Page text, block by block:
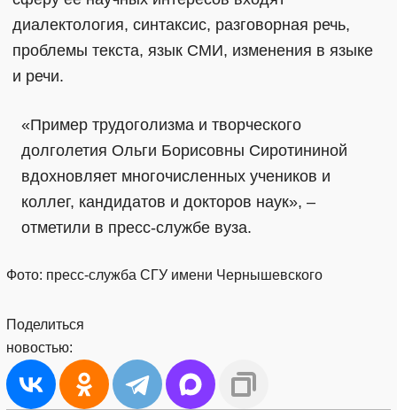
диалектология, синтаксис, разговорная речь,
проблемы текста, язык СМИ, изменения в языке
и речи.
«Пример трудоголизма и творческого
долголетия Ольги Борисовны Сиротининой
вдохновляет многочисленных учеников и
коллег, кандидатов и докторов наук», –
отметили в пресс-службе вуза.
Фото: пресс-служба СГУ имени Чернышевского
Поделиться
новостью: